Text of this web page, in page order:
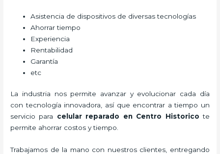
Asistencia de dispositivos de diversas tecnologías
Ahorrar tiempo
Experiencia
Rentabilidad
Garantía
etc
La industria nos permite avanzar y evolucionar cada día
con tecnología innovadora, así que encontrar a tiempo un
servicio para celular reparado en Centro Historico te
permite ahorrar costos y tiempo.
Trabajamos de la mano con nuestros clientes, entregando